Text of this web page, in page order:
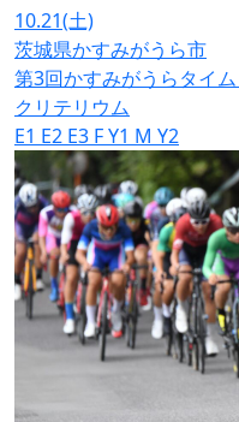
10.21(土)
茨城県かすみがうら市
第3回かすみがうらタイ
クリテリウム
E1 E2 E3 FY1 M Y2